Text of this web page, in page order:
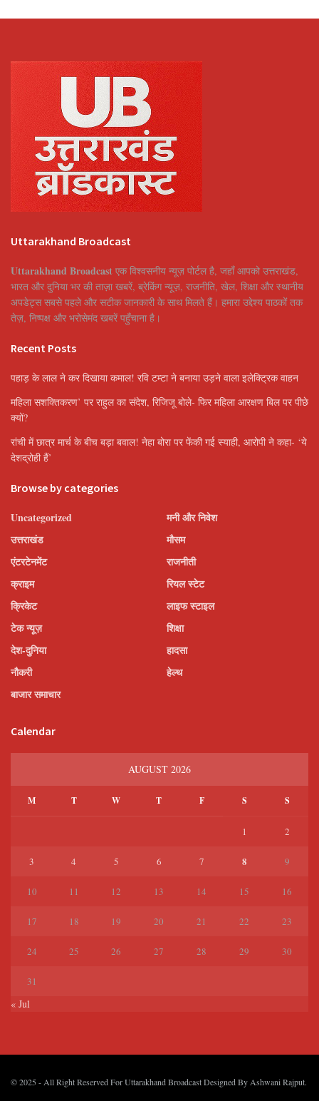
Uttarakhand Broadcast
Uttarakhand Broadcast एक विश्वसनीय न्यूज़ पोर्टल है, जहाँ आपको उत्तराखंड,
भारत और दुनिया भर की ताज़ा खबरें, ब्रेकिंग न्यूज़, राजनीति, खेल, शिक्षा और स्थानीय
अपडेट्स सबसे पहले और सटीक जानकारी के साथ मिलते हैं। हमारा उद्देश्य पाठकों तक
तेज़, निष्पक्ष और भरोसेमंद खबरें पहुँचाना है।
Recent Posts
पहाड़ के लाल ने कर दिखाया कमाल! रवि टम्टा ने बनाया उड़ने वाला इलेक्ट्रिक वाहन
महिला सशक्तिकरण’ पर राहुल का संदेश, रिजिजू बोले- फिर महिला आरक्षण बिल पर पीछे
क्यों?
रांची में छात्र मार्च के बीच बड़ा बवाल! नेहा बोरा पर फेंकी गई स्याही, आरोपी ने कहा- ‘ये
देशद्रोही हैं’
Browse by categories
Uncategorized
उत्तराखंड
एंटरटेनमेंट
क्राइम
क्रिकेट
टेक न्यूज़
देश-दुनिया
नौकरी
बाजार समाचार
मनी और निवेश
मौसम
राजनीती
रियल स्टेट
लाइफ स्टाइल
शिक्षा
हादसा
हेल्थ
Calendar
AUGUST 2026
M T W T F S S
1 2
3 4 5 6 7 8 9
10 11 12 13 14 15 16
17 18 19 20 21 22 23
24 25 26 27 28 29 30
31
« Jul
© 2025 - All Right Reserved For Uttarakhand Broadcast Designed By Ashwani Rajput.